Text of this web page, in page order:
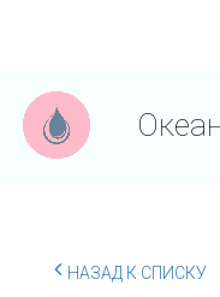
НАЗАД К СПИСКУ